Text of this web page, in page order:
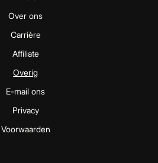
Over ons
Carrière
Affiliate
Overig
E-mail ons
Privacy
Voorwaarden